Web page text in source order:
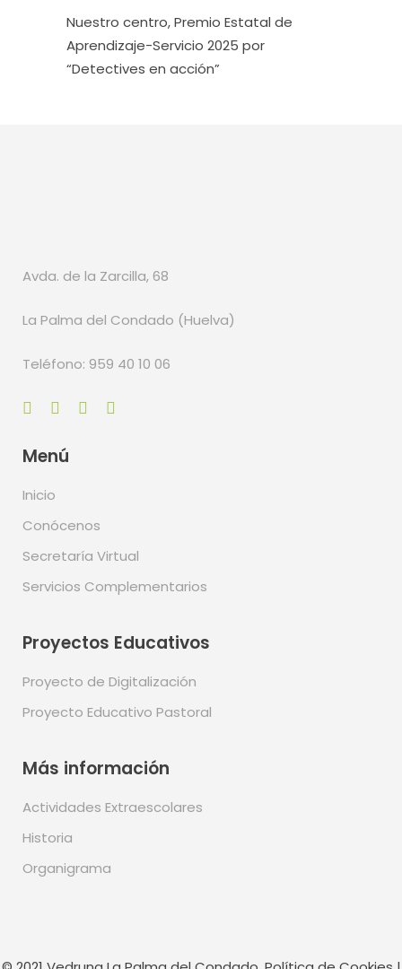
Nuestro centro, Premio Estatal de
Aprendizaje-Servicio 2025 por
“Detectives en acción”
Avda. de la Zarcilla, 68
La Palma del Condado (Huelva)
Teléfono: 959 40 10 06
Menú
Inicio
Conócenos
Secretaría Virtual
Servicios Complementarios
Proyectos Educativos
Proyecto de Digitalización
Proyecto Educativo Pastoral
Más información
Actividades Extraescolares
Historia
Organigrama